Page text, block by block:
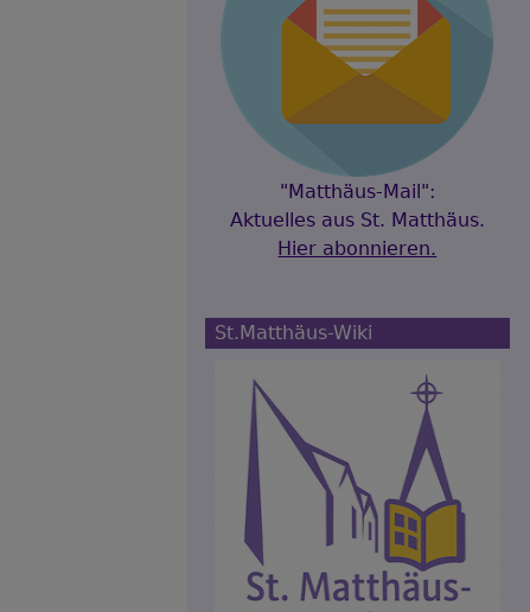
"Matthäus-Mail":
Aktuelles aus St. Matthäus.
Hier abonnieren.
St.Matthäus-Wiki